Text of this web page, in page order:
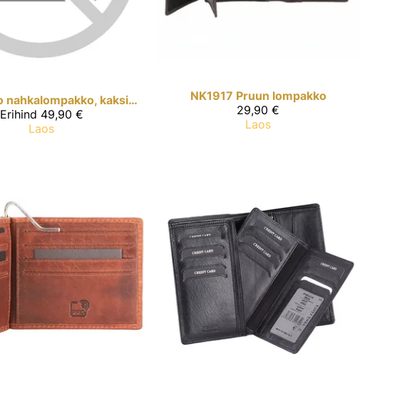
Naisten iso nahkalompakko, kaksipuolinen
Erihind 49,90 €
Laos
NK1917 Pruun lompakko
29,90 €
Laos